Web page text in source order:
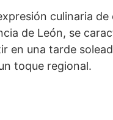
culinaria de
de León, se
en una tarde
toque regional.